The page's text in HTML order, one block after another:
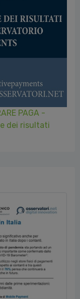
PAGA -
dei risultati